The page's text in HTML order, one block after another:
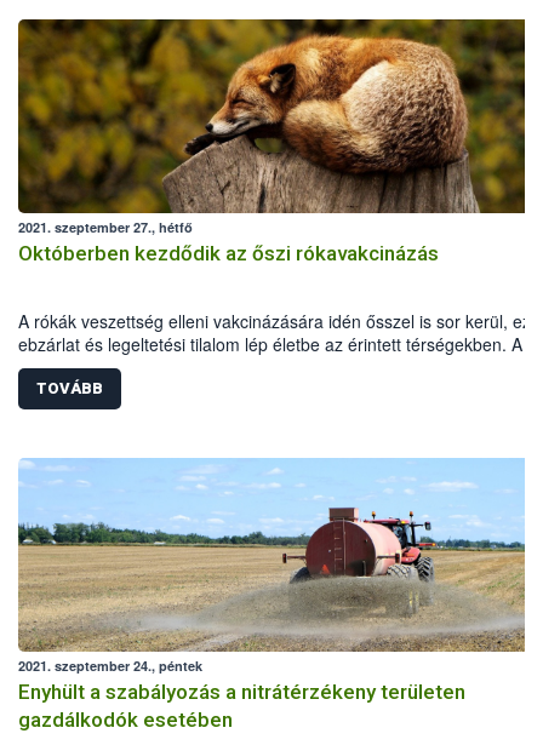
2021. szeptember 27., hétfő
Októberben kezdődik az őszi rókavakcinázás
A rókák veszettség elleni vakcinázására idén ősszel is sor kerül,
ebzárlat és legeltetési tilalom lép életbe az érintett térségekben. A
repülőgépes vakcinázás 2021. október 2-16. között zajlik hazánk
keleti megyéiben.
TOVÁBB
2021. szeptember 24., péntek
Enyhült a szabályozás a nitrátérzékeny területen
gazdálkodók esetében